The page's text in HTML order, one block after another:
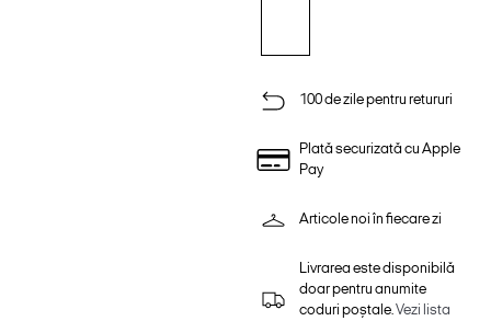
100 de zile pentru retururi
Plată securizată cu Apple
Pay
Articole noi în fiecare zi
Livrarea este disponibilă
doar pentru anumite
coduri poștale.Vezi lista